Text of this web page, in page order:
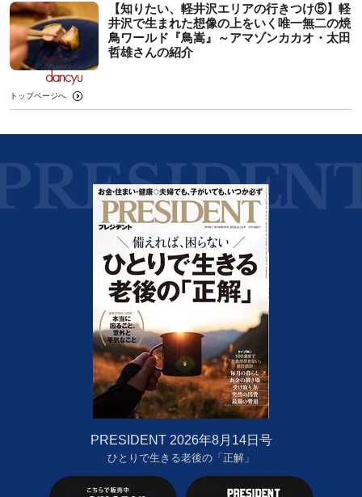
【知りたい、軽井沢エリアの行きつけ⑤】軽
井沢で生まれた想像の上をいく唯一無二の焼
鳥ワールド『鳥嵩』～アマゾンカカオ・太田
哲雄さんの紹介
トップページへ
PRESIDENT 2026年8月14日号
ひとりで生きる老後の「正解」